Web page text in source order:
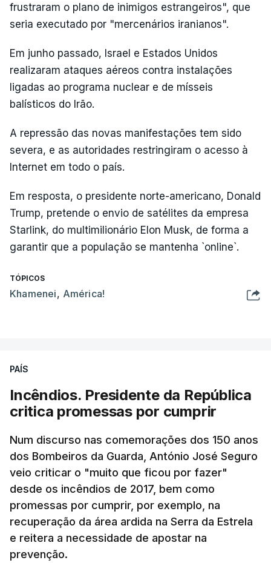
frustraram o plano de inimigos estrangeiros", que
seria executado por "mercenários iranianos".
Em junho passado, Israel e Estados Unidos
realizaram ataques aéreos contra instalações
ligadas ao programa nuclear e de mísseis
balísticos do Irão.
A repressão das novas manifestações tem sido
severa, e as autoridades restringiram o acesso à
Internet em todo o país.
Em resposta, o presidente norte-americano, Donald
Trump, pretende o envio de satélites da empresa
Starlink, do multimilionário Elon Musk, de forma a
garantir que a população se mantenha `online`.
TÓPICOS
Khamenei, América!
PAÍS
Incêndios. Presidente da República
critica promessas por cumprir
Num discurso nas comemorações dos 150 anos
dos Bombeiros da Guarda, António José Seguro
veio criticar o "muito que ficou por fazer"
desde os incêndios de 2017, bem como
promessas por cumprir, por exemplo, na
recuperação da área ardida na Serra da Estrela
e reitera a necessidade de apostar na
prevenção.